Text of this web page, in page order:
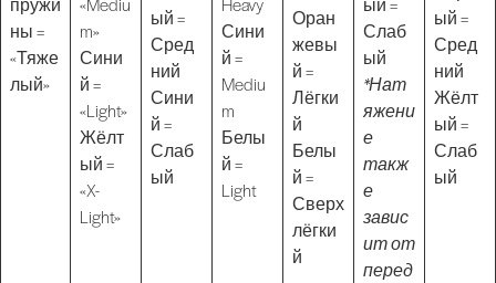
ны =
«Тяже
лый»
m»
Сини
й =
«Light»
Жёлт
ый =
«X-
Light»
ый =
Сред
ний
Сини
й =
Слаб
ый
Сини
й =
Mediu
m
Белы
й =
Light
Оран
жевы
й =
Лёгки
й
Белы
й =
Сверх
лёгки
й
Слаб
ый
*Нат
яжени
е
такж
е
завис
ит от
перед
ый =
Сред
ний
Жёлт
ый =
Слаб
ый